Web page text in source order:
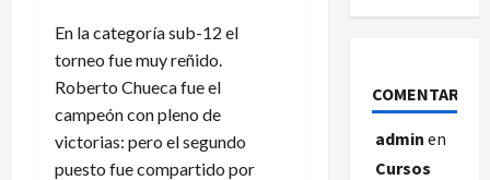
En la categoría sub-12 el
torneo fue muy reñido.
Roberto Chueca fue el
campeón con pleno de
victorias: pero el segundo
puesto fue compartido por
COMENTARIOS
admin en
Cursos